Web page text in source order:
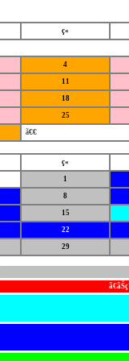
ç«
4
11
18
25
ã€€
ç«
1
8
15
22
29